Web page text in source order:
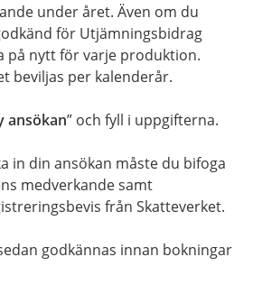
under året. Även om du
för Utjämningsbidrag
på nytt för varje produktion.
beviljas per kalenderår.
ansökan” och fyll i uppgifterna.
in din ansökan måste du bifoga
medverkande samt
från Skatteverket.
godkännas innan bokningar